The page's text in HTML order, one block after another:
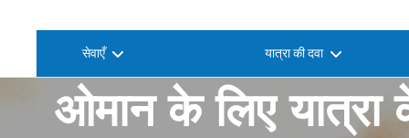
सेवाएँ यात्रा की दवा
ओमान के लिए